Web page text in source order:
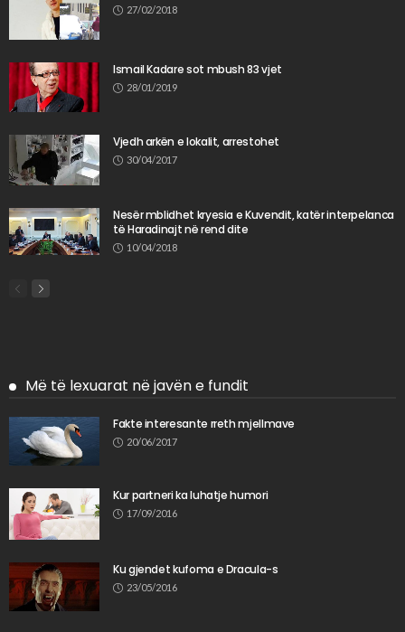
27/02/2018
Ismail Kadare sot mbush 83 vjet
28/01/2019
Vjedh arkën e lokalit, arrestohet
30/04/2017
Nesër mblidhet kryesia e Kuvendit, katër interpelanca
të Haradinajt në rend dite
10/04/2018
Më të lexuarat në javën e fundit
Fakte interesante rreth mjellmave
20/06/2017
Kur partneri ka luhatje humori
17/09/2016
Ku gjendet kufoma e Dracula-s
23/05/2016